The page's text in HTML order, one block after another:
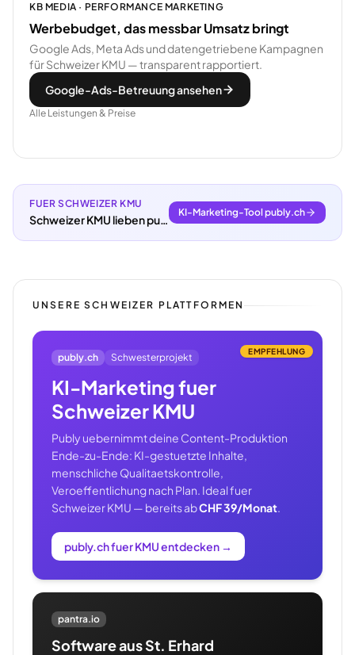
KB MEDIA · PERFORMANCE MARKETING
Werbebudget, das messbar Umsatz bringt
Google Ads, Meta Ads und datengetriebene Kampagnen
für Schweizer KMU — transparent rapportiert.
Google-Ads-Betreuung ansehen
Alle Leistungen & Preise
FUER SCHWEIZER KMU
Schweizer KMU lieben publy.ch.
KI-Marketing-Tool publy.ch
UNSERE SCHWEIZER PLATTFORMEN
EMPFEHLUNG
publy.ch Schwesterprojekt
KI-Marketing fuer
Schweizer KMU
Publy uebernimmt deine Content-Produktion
Ende-zu-Ende: KI-gestuetzte Inhalte,
menschliche Qualitaetskontrolle,
Veroeffentlichung nach Plan. Ideal fuer
Schweizer KMU — bereits abCHF 39/Monat.
publy.ch fuer KMU entdecken →
pantra.io
Software aus St. Erhard